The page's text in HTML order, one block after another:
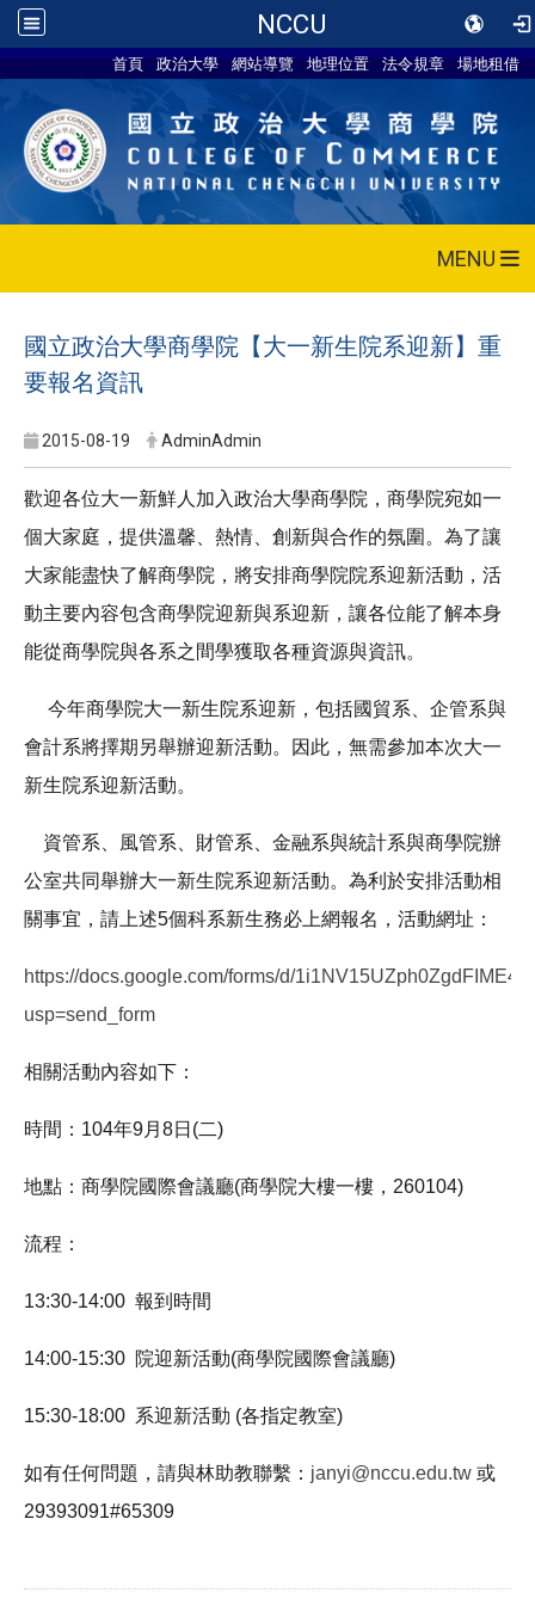
NCCU
首頁 政治大學 網站導覽 地理位置 法令規章 場地租借
MENU
國立政治大學商學院【大一新生院系迎新】重
要報名資訊
2015-08-19 AdminAdmin
歡迎各位大一新鮮人加入政治大學商學院，商學院宛如一
個大家庭，提供溫馨、熱情、創新與合作的氛圍。為了讓
大家能盡快了解商學院，將安排商學院院系迎新活動 ，活
動主要內容包含商學院迎新與系迎新，讓各位能了解本身
能從商學院與各系之間學獲取各種資源與資訊。
今年商學院大一新生院系迎新，包括國貿系 企管系與
會計系將擇期另舉辦迎新活動。因此， 無需參加本次大一
新生院系迎新活動。
資管系 風管系 財管系 金融系與統計系與商學院辦
公室共同舉辦大一新生院系迎新活動。為利於安排活動相
關事宜， 請上述5個科系新生務必上網報名，活動網址 ：
https://docs.google.com/forms/d/
usp=send_form
相關活動內容如下：
時間： 104年9月8日(二)
地點： 商學院國際會議廳(商學院大樓一樓，260104)
流程：
13:30-14:00 報到時間
14:00-15:30 院迎新活動(商學院國際會議廳)
15:30-18:00 系迎新活動 (各指定教室)
如有任何問題，請與林助教聯繫： janyi@nccu.edu.tw 或
29393091#65309